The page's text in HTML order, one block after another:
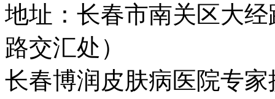
地址：长春市南关区大
路交汇处）
长春博润皮肤病医院专